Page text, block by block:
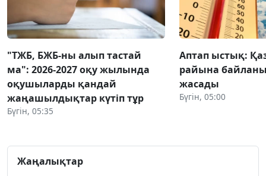
"ТЖБ, БЖБ-ны алып тастай
ма": 2026-2027 оқу жылында
оқушыларды қандай
жаңашылдықтар күтіп тұр
Бүгін, 05:35
Аптап ыстық:
райына
жасады
Бүгін, 05:00
Жаңалықтар